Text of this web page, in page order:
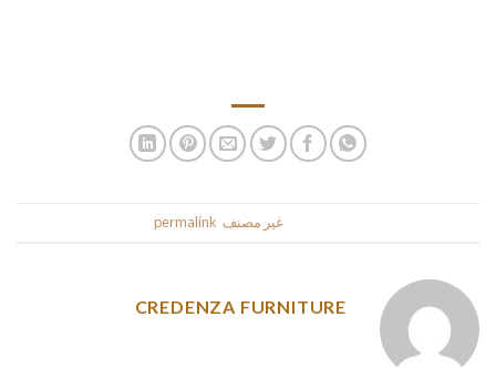
غير مصنف permalink
CREDENZA FURNITURE